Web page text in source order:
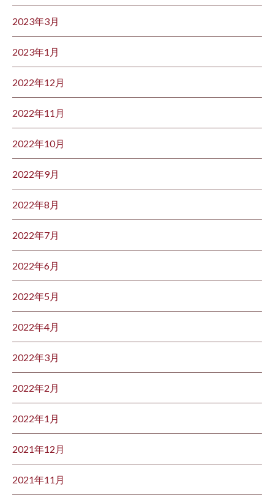
2023年3月
2023年1月
2022年12月
2022年11月
2022年10月
2022年9月
2022年8月
2022年7月
2022年6月
2022年5月
2022年4月
2022年3月
2022年2月
2022年1月
2021年12月
2021年11月